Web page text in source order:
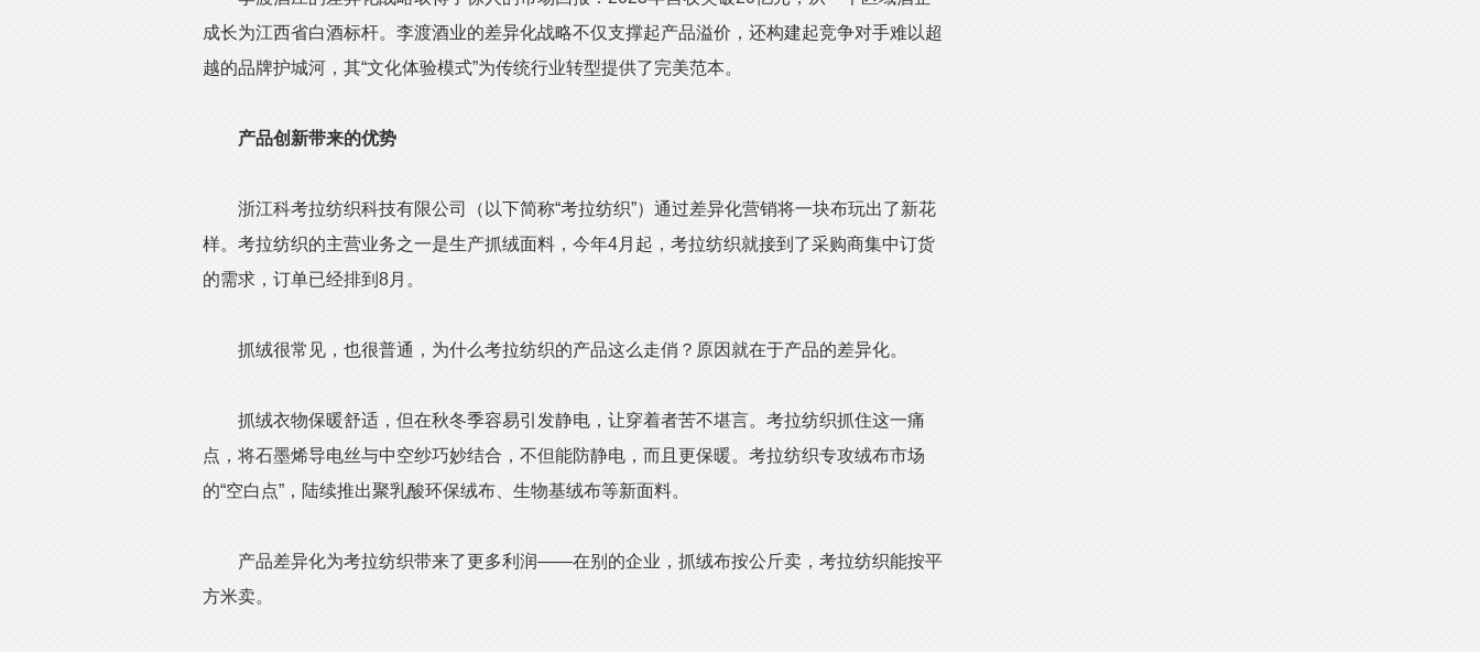
成长为江西省白酒标杆。李渡酒业的差异化战略不仅支撑起产品溢价，还构建起竞争对手难以超
越的品牌护城河，其“文化体验模式”为传统行业转型提供了完美范本。
产品创新带来的优势
浙江科考拉纺织科技有限公司（以下简称“考拉纺织”）通过差异化营销将一块布玩出了新花
样。考拉纺织的主营业务之一是生产抓绒面料，今年4月起，考拉纺织就接到了采购商集中订货
的需求，订单已经排到8月。
抓绒很常见，也很普通，为什么考拉纺织的产品这么走俏？原因就在于产品的差异化。
抓绒衣物保暖舒适，但在秋冬季容易引发静电，让穿着者苦不堪言。考拉纺织抓住这一痛
点，将石墨烯导电丝与中空纱巧妙结合，不但能防静电，而且更保暖。考拉纺织专攻绒布市场
的“空白点”，陆续推出聚乳酸环保绒布、生物基绒布等新面料。
产品差异化为考拉纺织带来了更多利润——在别的企业，抓绒布按公斤卖，考拉纺织能按平
方米卖。